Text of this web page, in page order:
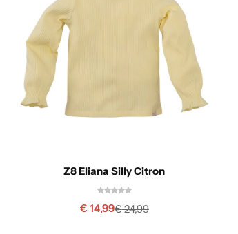
Z8 Eliana Silly Citron
€24,99
€ 14,99